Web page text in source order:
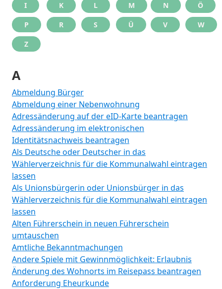
I K L M N Ö
P R S Ü V W
Z
A
Abmeldung Bürger
Abmeldung einer Nebenwohnung
Adressänderung auf der eID-Karte beantragen
Adressänderung im elektronischen
Identitätsnachweis beantragen
Als Deutsche oder Deutscher in das
Wählerverzeichnis für die Kommunalwahl eintragen
lassen
Als Unionsbürgerin oder Unionsbürger in das
Wählerverzeichnis für die Kommunalwahl eintragen
lassen
Alten Führerschein in neuen Führerschein
umtauschen
Amtliche Bekanntmachungen
Andere Spiele mit Gewinnmöglichkeit: Erlaubnis
Änderung des Wohnorts im Reisepass beantragen
Anforderung Eheurkunde